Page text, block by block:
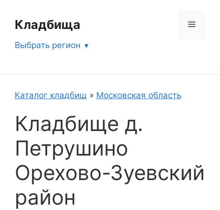
содержимому
Кладбища Меню
Выбрать регион
Каталог кладбищ » Московская область
Кладбище д.
Петрушино
Орехово-Зуевский
район